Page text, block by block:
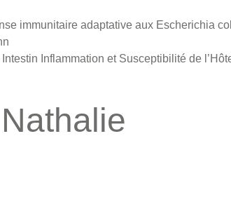
immunitaire adaptative aux Escherichia
Inflammation et Susceptibilité de